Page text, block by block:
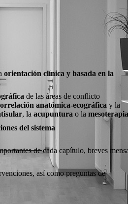
http:­//­www.­cargoservices.­in/­cargo-­
­www.­cargoservices.­in/­cargo-­
http:­//­www.­cargoservices.­in/­cargo-­
http:­//­www.­cargoservices.­in/­cargo-­
orientación clínica y basada en la
de las áreas de conflicto
anatómica-ecográfica y la
, la acupuntura o la mesoterapia
del sistema
de cada capítulo, breves
así como preguntas de